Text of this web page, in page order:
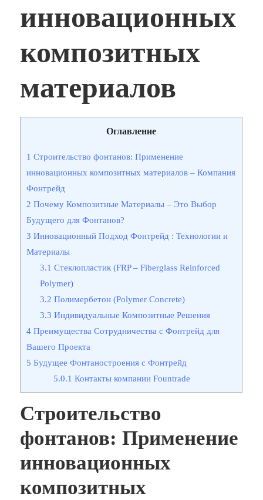
инновационных
композитных
материалов
Оглавление
1 Строительство фонтанов: Применение
инновационных композитных материалов – Компания
Фонтрейд
2 Почему Композитные Материалы – Это Выбор
Будущего для Фонтанов?
3 Инновационный Подход Фонтрейд : Технологии и
Материалы
3.1 Стеклопластик (FRP – Fiberglass Reinforced
Polymer)
3.2 Полимербетон (Polymer Concrete)
3.3 Индивидуальные Композитные Решения
4 Преимущества Сотрудничества с Фонтрейд для
Вашего Проекта
5 Будущее Фонтаностроения с Фонтрейд
5.0.1 Контакты компании Fountrade
Строительство
фонтанов: Применение
инновационных
композитных